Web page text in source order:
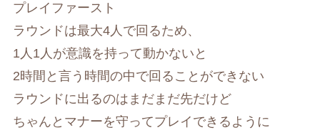
プレイファースト
ラウンドは最大4人で回るため、
1人1人が意識を持って動かないと
2時間と言う時間の中で回ることができない
ラウンドに出るのはまだまだ先だけど
ちゃんとマナーを守ってプレイできるように